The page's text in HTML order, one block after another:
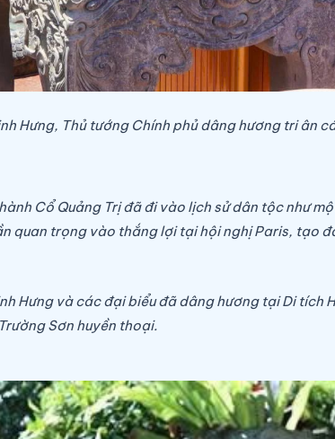
Hưng, Thủ tướng Chính phủ dâng hương tri ân
Cổ Quảng Trị đã đi vào lịch sử dân tộc như
quan trọng vào thắng lợi tại hội nghị Paris, tạo
Hưng và các đại biểu đã dâng hương tại Di
Sơn huyền thoại.